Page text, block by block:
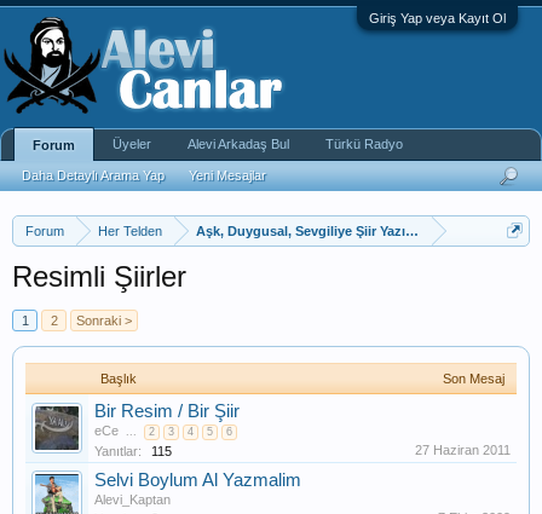
Giriş Yap veya Kayıt Ol
Forum Her Telden Aşk, Duygusal, Sevgiliye Şiir Yazı, Kıssadan
Resimli Şiirler
1 2 Sonraki >
Başlık Son Mesaj
Bir Resim / Bir Şiir
eCe ... 2 3 4 5 6
Yanıtlar: 115 27 Haziran 2011
Selvi Boylum Al Yazmalim
Alevi_Kaptan
Forum
Daha Detaylı Arama Yap Yeni Mesajlar
Üyeler Alevi Arkadaş Bul Türkü Radyo